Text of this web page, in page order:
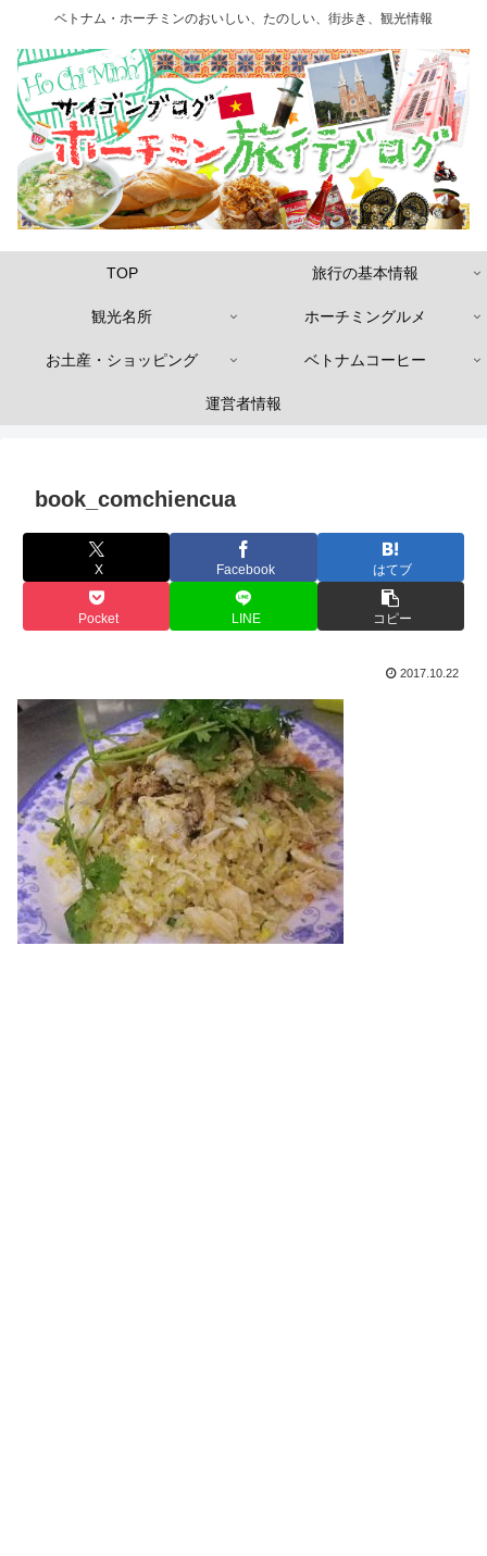
ベトナム・ホーチミンのおいしい、たのしい、街歩き、観光情報
TOP 旅行の基本情報
観光名所 ホーチミングルメ
お土産・ショッピング ベトナムコーヒー
運営者情報
book_comchiencua
X Facebook はてブ
Pocket LINE コピー
2017.10.22